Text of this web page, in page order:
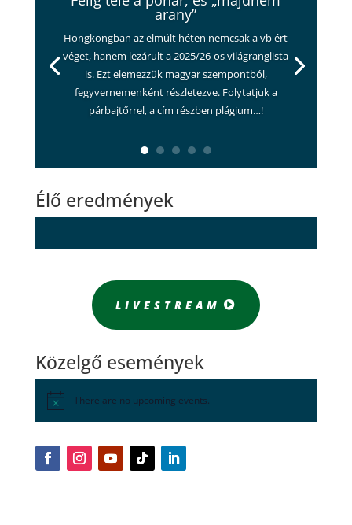
arany”
Hongkongban az elmúlt héten nemcsak a vb ért
véget, hanem lezárult a 2025/26-os világranglista
is. Ezt elemezzük magyar szempontból,
fegyvernemenként részletezve. Folytatjuk a
párbajtőrrel, a cím részben plágium…!
Élő eredmények
LIVESTREAM
Közelgő események
There are no upcoming events.